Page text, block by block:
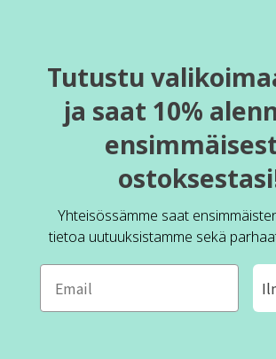
Tutustu
ja saat 10%
Yhteisössämme saat
tietoa uutuuksistamme sekä